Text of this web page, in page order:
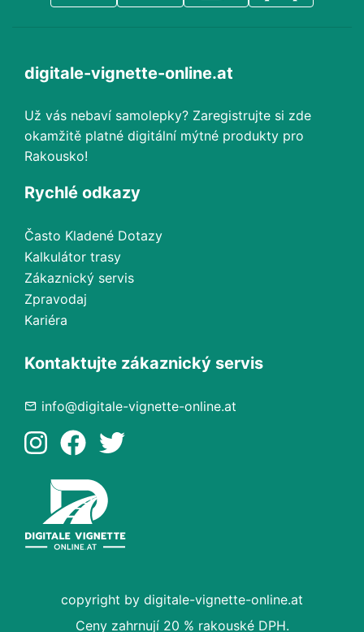
digitale-vignette-online.at
Už vás nebaví samolepky? Zaregistrujte si zde
okamžitě platné digitální mýtné produkty pro
Rakousko!
Rychlé odkazy
Často Kladené Dotazy
Kalkulátor trasy
Zákaznický servis
Zpravodaj
Kariéra
Kontaktujte zákaznický servis
info@digitale-vignette-online.at
copyright by digitale-vignette-online.at
Ceny zahrnují 20 % rakouské DPH.